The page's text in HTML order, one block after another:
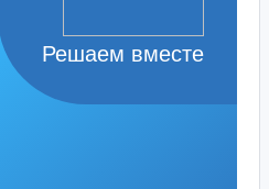
Решаем вместе